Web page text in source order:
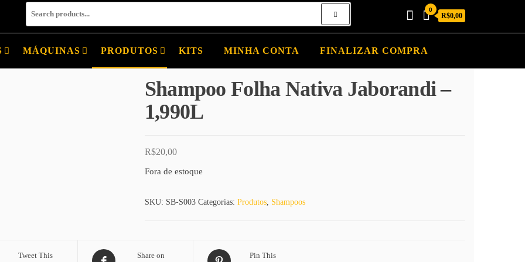
0
R$0,00
MÁQUINAS PRODUTOS KITS MINHA CONTA FINALIZAR COMPRA
Shampoo Folha Nativa Jaborandi –
1,990L
R$20,00
Fora de estoque
SKU: SB-S003 Categorias: Produtos, Shampoos
Tweet This
Share on
Pin This